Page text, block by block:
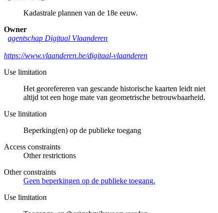
Kadastrale plannen van de 18e eeuw.
Owner
agentschap Digitaal Vlaanderen
https://www.vlaanderen.be/digitaal-vlaanderen
Use limitation
Het georefereren van gescande historische kaarten leidt niet
altijd tot een hoge mate van geometrische betrouwbaarheid.
Use limitation
Beperking(en) op de publieke toegang
Access constraints
Other restrictions
Other constraints
Geen beperkingen op de publieke toegang.
Use limitation